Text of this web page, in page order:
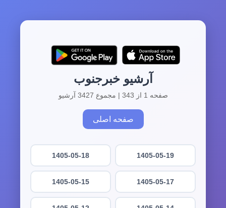
آرشیو خبرجنوب
صفحه 1 از 343 | مجموع 3427 آرشیو
صفحه اصلی
1405-05-19
1405-05-18
1405-05-17
1405-05-15